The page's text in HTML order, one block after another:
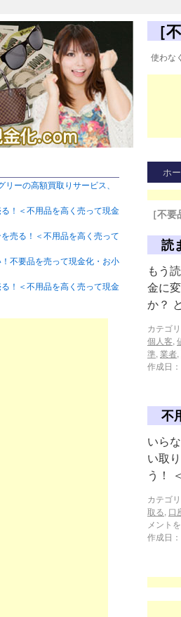
［
使わな
ホ
［不
読
もう
金に
か？
カテゴ
個人客,
準, 業者,
作成日：
不
いら
い取
う！
カテゴ
取る, 口
メント
作成日：
リーの高額買取りサービス、
！＜不用品を高く売って現金
売る！＜不用品を高く売って
不要品を売って現金化・お小
！＜不用品を高く売って現金